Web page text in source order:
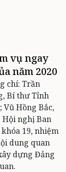
vụ ngay
năm 2020
chí: Trần
Bí thư Tỉnh
Hồng Bắc,
Hội nghị Ban
19, nhiệm
dung quan
dựng Đảng